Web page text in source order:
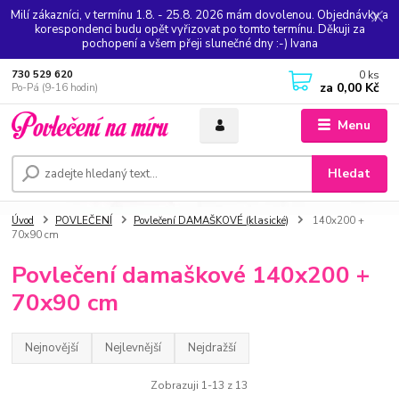
Milí zákazníci, v termínu 1.8. - 25.8. 2026 mám dovolenou. Objednávky a
korespondenci budu opět vyřizovat po tomto termínu. Děkuji za
pochopení a všem přeji slunečné dny :-) Ivana
Menu
Hledat
730 529 620
Po-Pá (9-16 hodin)
0 ks
za 0,00 Kč
Úvod POVLEČENÍ Povlečení DAMAŠKOVÉ (klasické)
140x200 +
70x90 cm
Povlečení damaškové 140x200 +
70x90 cm
Nejnovější Nejlevnější Nejdražší
Zobrazuji 1-13 z 13